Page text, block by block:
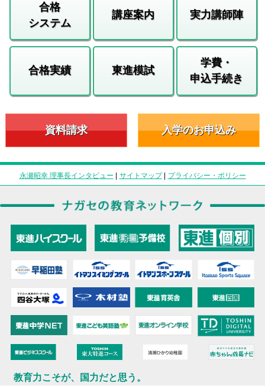
合格
システム
講座案内 実力講師陣
合格実績 東進模試
学費・
申込手続き
資料請求 入学のお申込み
永瀬昭幸 理事長インタビュー | サイトマップ| プライバシー・ポリシー
教育力こそが、国力だと思う。